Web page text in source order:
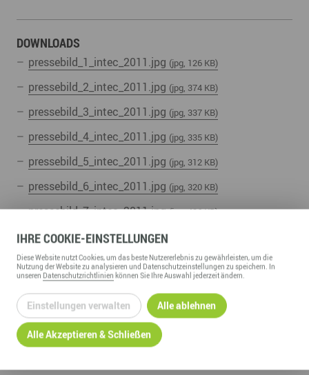
DOWNLOADS
pressebild_1_intec_2011.jpg (jpg, 126 KB)
pressebild_2_intec_2011.jpg (jpg, 374 KB)
pressebild_3_intec_2011.jpg (jpg, 337 KB)
pressebild_4_intec_2011.jpg (jpg, 335 KB)
pressebild_5_intec_2011.jpg (jpg, 312 KB)
pressebild_6_intec_2011.jpg (jpg, 320 KB)
pressebild_7_intec_2011.jpg (jpg, 426 KB)
pressebild_8_intec_2011.jpg
UNSERE ZUGEHÖRIGEN
Kompetenzfelder:
Gründung, Förderung & Investition
IHRECOOKIE-EINSTELLUNGEN
DieseWebsitenutzt Cookies, um das beste Nutzererlebnis zu gewährleisten, um die
Nutzung derWebsitezu analysieren und Datenschutzeinstellungen zu speichern. In
unseren Datenschutzrichtlinien können Sie Ihre Auswahl jederzeit ändern.
Einstellungen verwalten Alle ablehnen
Alle Akzeptieren & Schließen